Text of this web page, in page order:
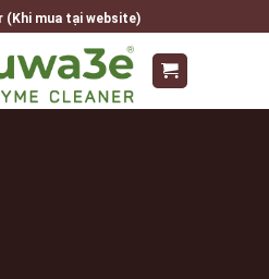
(Khi mua tại website)